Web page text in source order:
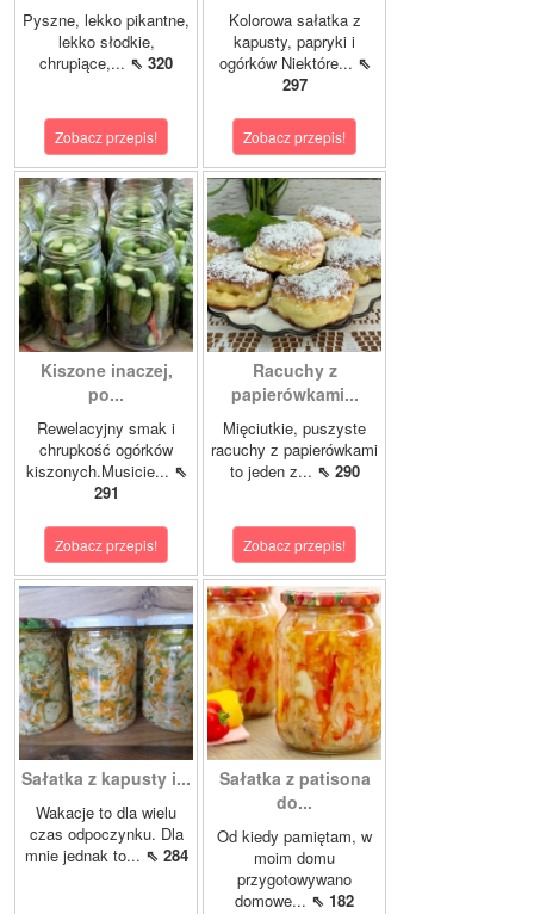
Pyszne, lekko pikantne,
lekko słodkie,
chrupiące,... ⇖ 320
Zobacz przepis!
Kolorowa sałatka z
kapusty, papryki i
ogórków Niektóre... ⇖
297
Zobacz przepis!
Kiszone inaczej,
po...
Rewelacyjny smak i
chrupkość ogórków
kiszonych.Musicie... ⇖
291
Zobacz przepis!
Racuchy z
papierówkami...
Mięciutkie, puszyste
racuchy z papierówkami
to jeden z... ⇖ 290
Zobacz przepis!
Sałatka z kapusty i...
Wakacje to dla wielu
czas odpoczynku. Dla
mnie jednak to... ⇖ 284
Sałatka z patisona
do...
Od kiedy pamiętam, w
moim domu
przygotowywano
domowe... ⇖ 182